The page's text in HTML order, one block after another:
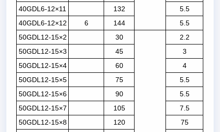
40GDL6-12×11
132
5.5
40GDL6-12×12
6 144
5.5
50GDL12-15×2
30
2.2
50GDL12-15×3
45
3
50GDL12-15×4
60
4
50GDL12-15×5
75
5.5
50GDL12-15×6
90
5.5
50GDL12-15×7
105
7.5
50GDL12-15×8
120
75